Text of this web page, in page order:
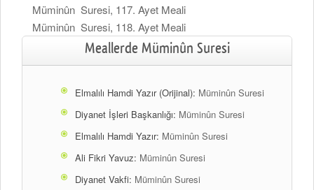
Müminûn Suresi, 117. Ayet Meali
Müminûn Suresi, 118. Ayet Meali
Meallerde Müminûn Suresi
Elmalılı Hamdi Yazır (Orijinal): Müminûn Suresi
Diyanet İşleri Başkanlığı: Müminûn Suresi
Elmalılı Hamdi Yazır: Müminûn Suresi
Ali Fikri Yavuz: Müminûn Suresi
Diyanet Vakfi: Müminûn Suresi